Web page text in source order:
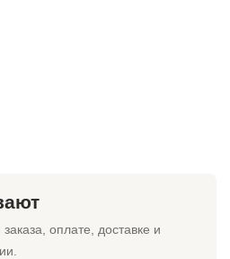
оплате, доставке и